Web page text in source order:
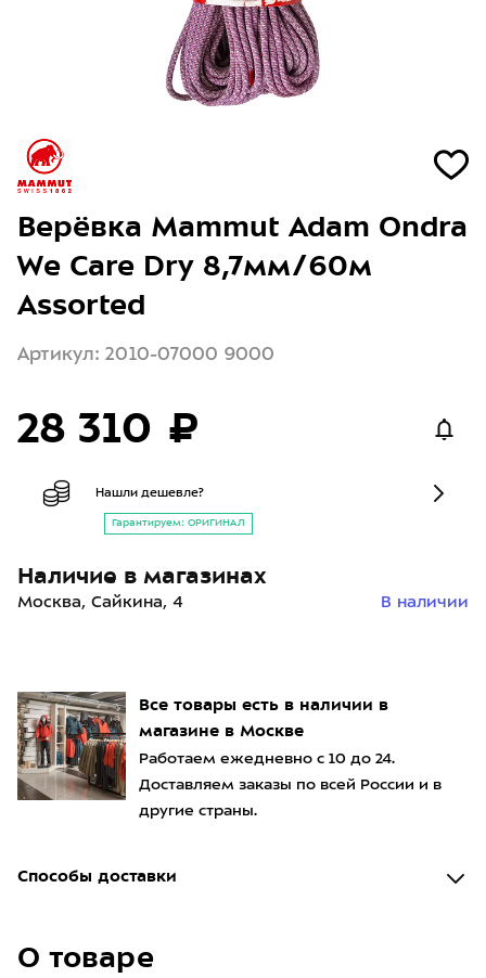
Все товары есть в наличии в
магазине в Москве
Работаем ежедневно с 10 до 24.
Доставляем заказы по всей России и в
другие страны.
Способы доставки
О товаре
Верёвка Mammut Adam Ondra
We Care Dry 8,7мм/60м
Assorted
Артикул: 2010-07000 9000
28 310 ₽
Нашли дешевле?
Гарантируем: ОРИГИНАЛ
Наличие в магазинах
Москва, Сайкина, 4 В наличии